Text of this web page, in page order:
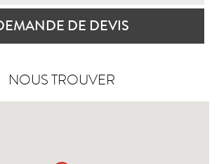
DE DEVIS
NOUS TROUVER